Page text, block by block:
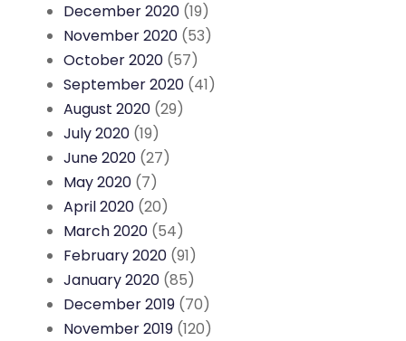
December 2020 (19)
November 2020 (53)
October 2020 (57)
September 2020 (41)
August 2020 (29)
July 2020 (19)
June 2020 (27)
May 2020 (7)
April 2020 (20)
March 2020 (54)
February 2020 (91)
January 2020 (85)
December 2019 (70)
November 2019 (120)